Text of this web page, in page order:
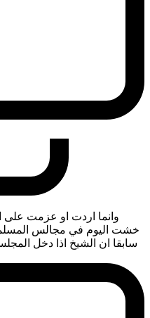
وانما اردت او عزمت على
خشت اليوم في مجالس
سابقا ان الشيخ اذا دخل